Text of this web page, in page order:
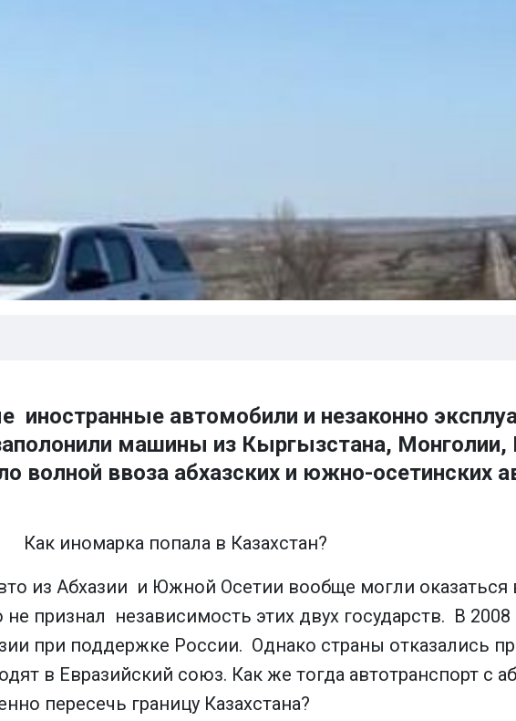
автомобили и незаконно
машины из Кыргызстана, Монголии,
волной ввоза абхазских и южно-осетинских
Как иномарка попала в Казахстан?
из Абхазии и Южной Осетии вообще могли оказаться
признал независимость этих двух государств. В 2008
при поддержке России. Однако страны отказались
в Евразийский союз. Как же тогда автотранспорт с
пересечь границу Казахстана?